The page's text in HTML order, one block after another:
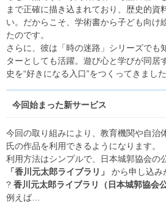
まで正確に描き込まれており、歴史的資
い。だからこそ、学術書から子ども向け
たのです。
さらに、彼は「時の迷路」シリーズでも
ターとしても活躍。遊び心と学びが同居
史を“好きになる入口”をつくってきました
今回始まった新サービス
今回の取り組みにより、教育機関や自治
氏の作品を利用できるようになります。
利用方法はシンプルで、日本城郭協会の
「香川元太郎ライブラリ」
から申し込み
? 香川元太郎ライブラリ（日本城郭協会
例えば…